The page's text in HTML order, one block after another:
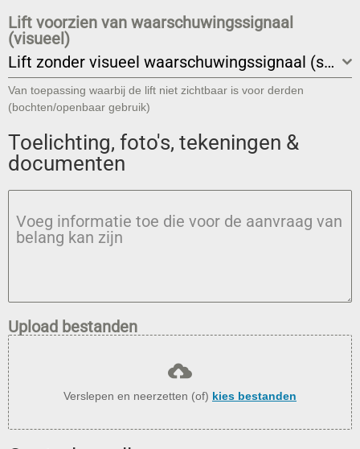
Lift voorzien van waarschuwingssignaal
(visueel)
Lift zonder visueel waarschuwingssignaal (standaard)
Van toepassing waarbij de lift niet zichtbaar is voor derden
(bochten/openbaar gebruik)
Toelichting, foto's, tekeningen &
documenten
Voeg informatie toe die voor de aanvraag van
belang kan zijn
Upload bestanden
Verslepen en neerzetten (of) kies bestanden